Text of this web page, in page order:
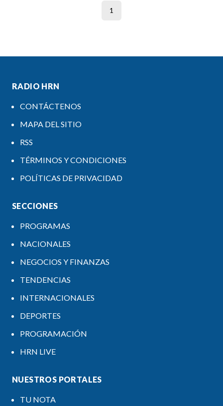
1
RADIO HRN
CONTÁCTENOS
MAPA DEL SITIO
RSS
TÉRMINOS Y CONDICIONES
POLÍTICAS DE PRIVACIDAD
SECCIONES
PROGRAMAS
NACIONALES
NEGOCIOS Y FINANZAS
TENDENCIAS
INTERNACIONALES
DEPORTES
PROGRAMACIÓN
HRN LIVE
NUESTROS PORTALES
TU NOTA